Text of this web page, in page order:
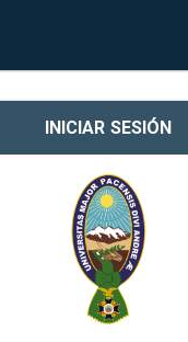
INICIAR SESIÓN